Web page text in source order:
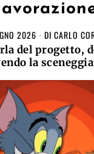
2026 DI CARLO
del progetto,
la